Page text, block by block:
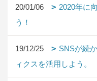
20/01/06
2020年に
う！
19/12/25
SNSが続
ィクスを活用しよう。